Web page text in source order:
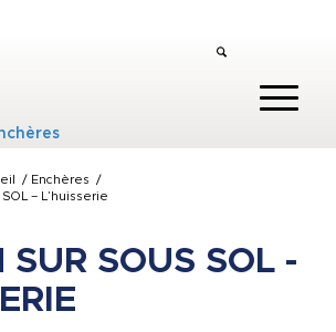
/ Enchères
/
– L’huisserie
SUR SOUS SOL -